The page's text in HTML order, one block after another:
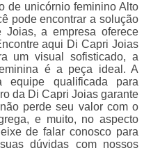
de unicórnio feminino Alto
pode encontrar a solução
a empresa oferece
aqui Di Capri Joias
um visual sofisticado, a
é a peça ideal. A
equipe qualificada para
da Di Capri Joias garante
perde seu valor com o
e muito, no aspecto
de falar conosco para
dúvidas com nossos